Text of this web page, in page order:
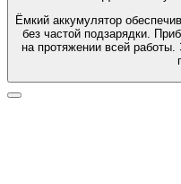
Ёмкий аккумулятор
без частой подзарядки.
на протяжении всей